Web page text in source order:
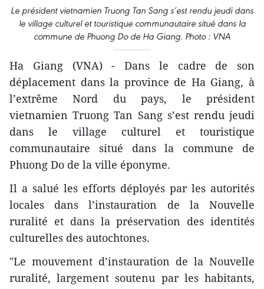
Le président vietnamien Truong Tan Sang s’est rendu jeudi dans
le village culturel et touristique communautaire situé dans la
commune de Phuong Do de Ha Giang. Photo : VNA
Ha Giang (VNA) - Dans le cadre de son
déplacement dans la province de Ha Giang, à
l’extrême Nord du pays, le président
vietnamien Truong Tan Sang s’est rendu jeudi
dans le village culturel et touristique
communautaire situé dans la commune de
Phuong Do de la ville éponyme.
Il a salué les efforts déployés par les autorités
locales dans l’instauration de la Nouvelle
ruralité et dans la préservation des identités
culturelles des autochtones.
"Le mouvement d’instauration de la Nouvelle
ruralité, largement soutenu par les habitants,